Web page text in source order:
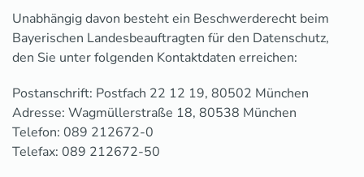
Unabhängig davon besteht ein Beschwerderecht beim
Bayerischen Landesbeauftragten für den Datenschutz,
den Sie unter folgenden Kontaktdaten erreichen:
Postanschrift: Postfach 22 12 19, 80502 München
Adresse: Wagmüllerstraße 18, 80538 München
Telefon: 089 212672-0
Telefax: 089 212672-50